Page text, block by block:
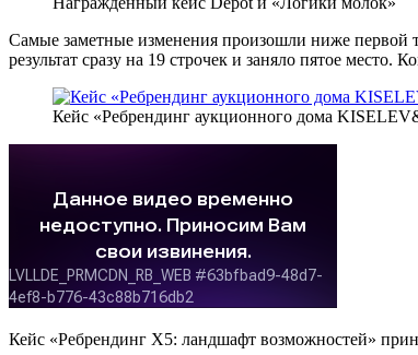
Самые заметные изменения произошли ниже первой
результат сразу на 19 строчек и заняло пятое место.
Кейс «Ребрендинг аукционного дома
Кейс «Ребрендинг X5: ландшафт возможностей»